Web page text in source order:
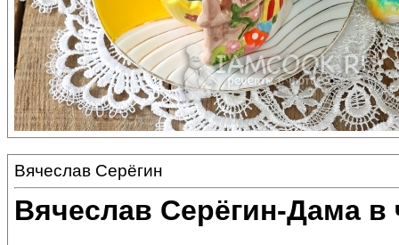
Вячеслав Серёгин
Вячеслав Серёгин-Дама в